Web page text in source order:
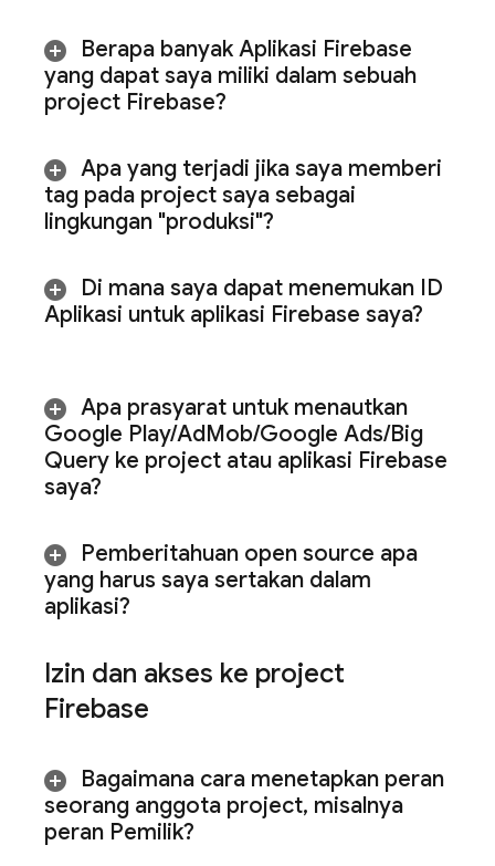
Berapa banyak Aplikasi Firebase
yang dapat saya miliki dalam sebuah
project Firebase?
Apa yang terjadi jika saya memberi
tag pada project saya sebagai
lingkungan "produksi"?
Di mana saya dapat menemukan ID
Aplikasi untuk aplikasi Firebase saya?
Apa prasyarat untuk menautkan
Google Play/AdMob/Google Ads/Big
Query ke project atau aplikasi Firebase
saya?
Pemberitahuan open source apa
yang harus saya sertakan dalam
aplikasi?
Izin dan akses ke project
Firebase
Bagaimana cara menetapkan peran
seorang anggota project, misalnya
peran Pemilik?